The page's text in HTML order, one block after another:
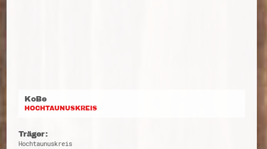
KoBe
HOCHTAUNUSKREIS
Träger:
Hochtaunuskreis